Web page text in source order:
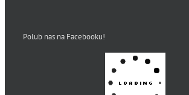
Polub nas na Facebooku!